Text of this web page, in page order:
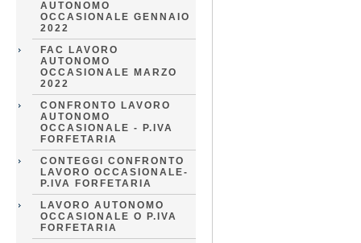
AUTONOMO
OCCASIONALE GENNAIO
2022
FAC LAVORO
AUTONOMO
OCCASIONALE MARZO
2022
CONFRONTO LAVORO
AUTONOMO
OCCASIONALE - P.IVA
FORFETARIA
CONTEGGI CONFRONTO
LAVORO OCCASIONALE-
P.IVA FORFETARIA
LAVORO AUTONOMO
OCCASIONALE O P.IVA
FORFETARIA